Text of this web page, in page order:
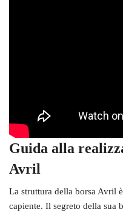
Guida alla
Avril
La struttura della borsa Avril
capiente. Il segreto della sua